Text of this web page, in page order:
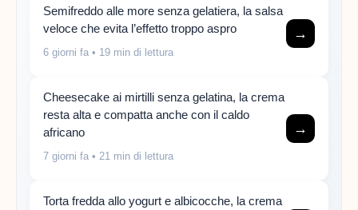
Semifreddo alle more senza gelatiera, la salsa
veloce che evita l’effetto troppo aspro
6 giorni fa • 19 min di lettura
→
Cheesecake ai mirtilli senza gelatina, la crema
resta alta e compatta anche con il caldo
africano
7 giorni fa • 21 min di lettura
→
Torta fredda allo yogurt e albicocche, la crema